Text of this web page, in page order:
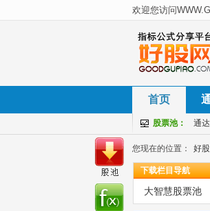
首页
股票池： 通
您现在的位置： 好
下载栏目导航
大智慧股票池